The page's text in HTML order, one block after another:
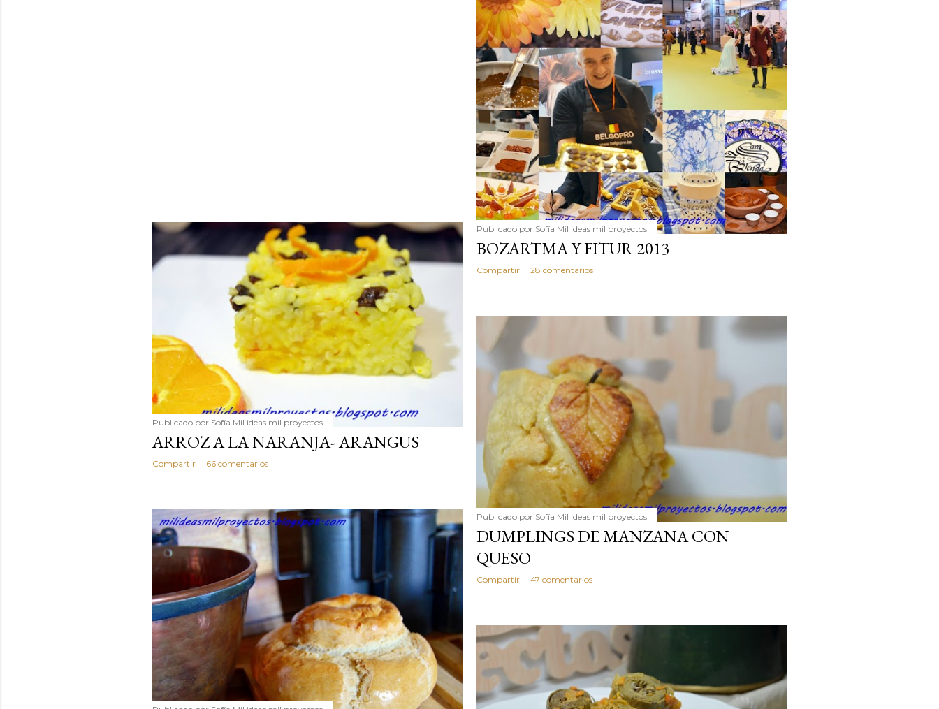
Publicado por Sofía Mil ideas mil proyectos
BOZARTMA Y FITUR 2013
Compartir 28 comentarios
Publicado por Sofía Mil ideas mil proyectos
ARROZ A LA NARANJA- ARANGUS
Compartir 66 comentarios
Publicado por Sofía Mil ideas mil proyectos
DUMPLINGS DE MANZANA CON
QUESO
Compartir 47 comentarios